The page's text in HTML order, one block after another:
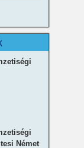
Német